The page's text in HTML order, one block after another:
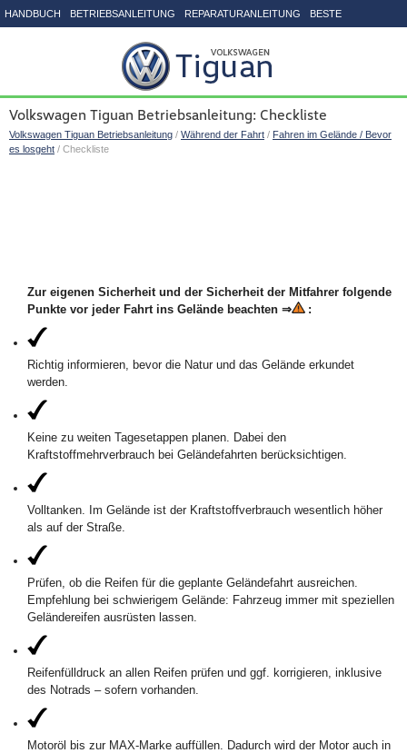
HANDBUCH BETRIEBSANLEITUNG REPARATURANLEITUNG BESTE
Volkswagen Tiguan Betriebsanleitung: Checkliste
Volkswagen Tiguan Betriebsanleitung / Während der Fahrt / Fahren im Gelände / Bevor
es losgeht / Checkliste
Zur eigenen Sicherheit und der Sicherheit der Mitfahrer folgende
Punkte vor jeder Fahrt ins Gelände beachten ⇒
:
Richtig informieren, bevor die Natur und das Gelände erkundet
werden.
Keine zu weiten Tagesetappen planen. Dabei den
Kraftstoffmehrverbrauch bei Geländefahrten berücksichtigen.
Volltanken. Im Gelände ist der Kraftstoffverbrauch wesentlich höher
als auf der Straße.
Prüfen, ob die Reifen für die geplante Geländefahrt ausreichen.
Empfehlung bei schwierigem Gelände: Fahrzeug immer mit speziellen
Geländereifen ausrüsten lassen.
Reifenfülldruck an allen Reifen prüfen und ggf. korrigieren, inklusive
des Notrads – sofern vorhanden.
Motoröl bis zur MAX-Marke auffüllen. Dadurch wird der Motor auch in